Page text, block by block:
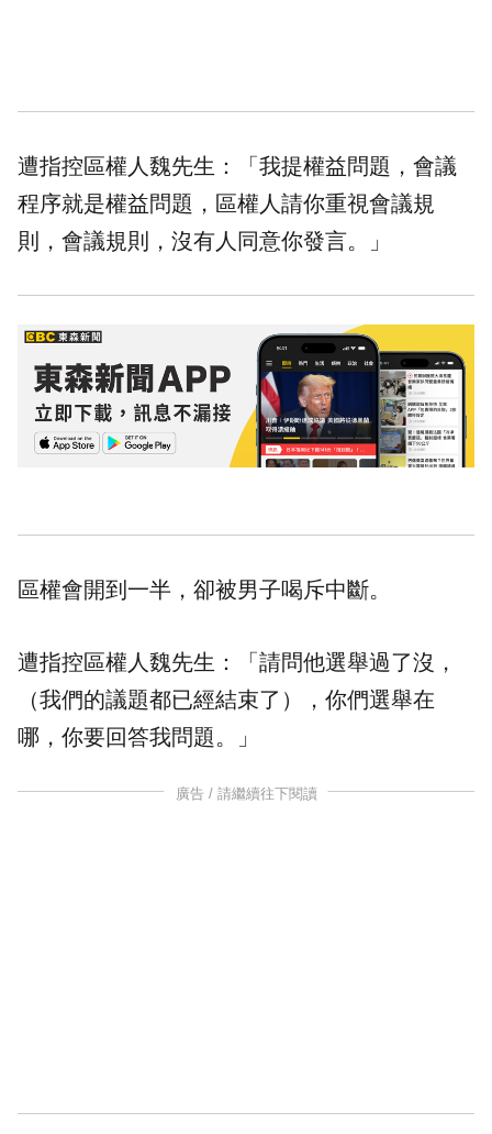
遭指控區權人魏先生：「我提權益問題，會議
程序就是權益問題，區權人請你重視會議規
則，會議規則，沒有人同意你發言。」
區權會開到一半，卻被男子喝斥中斷。
遭指控區權人魏先生：「請問他選舉過了沒，
（我們的議題都已經結束了），你們選舉在
哪，你要回答我問題。」
廣告 / 請繼續往下閱讀